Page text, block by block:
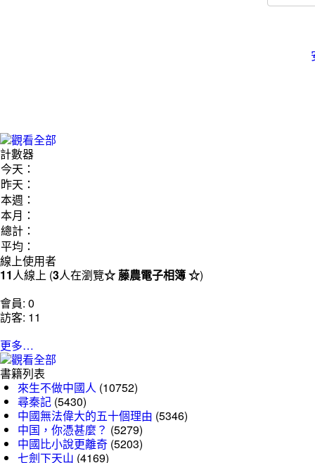
計數器
今天：
昨天：
本週：
本月：
總計：
平均：
線上使用者
11人線上 (3人在瀏覽☆ 藤農電子相簿 ☆)
會員: 0
訪客: 11
更多…
書籍列表
來生不做中國人 (10752)
尋秦記 (5430)
中國無法偉大的五十個理由 (5346)
中国，你憑甚麼？ (5279)
中國比小說更離奇 (5203)
七劍下天山 (4169)